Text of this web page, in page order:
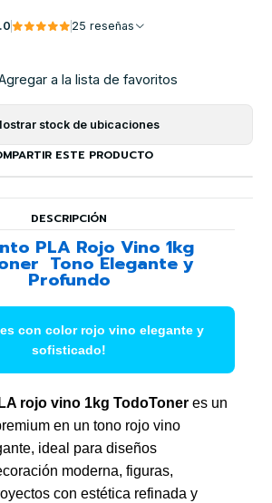
25 reseñas
a la lista de favoritos
stock de ubicaciones
ESTE PRODUCTO
DESCRIPCIÓN
PLA Rojo Vino 1kg
 Tono Elegante y
Profundo
con color rojo vino elegante y
sofisticado!
rojo vino 1kg TodoToner es un
en un tono rojo vino
ideal para diseños
moderna, figuras,
con estética refinada y